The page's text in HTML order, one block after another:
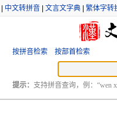
中文转拼音 文言文字典 繁体字转
按拼音检索 按部首检索
提示： 支持拼音查询，例：“wen